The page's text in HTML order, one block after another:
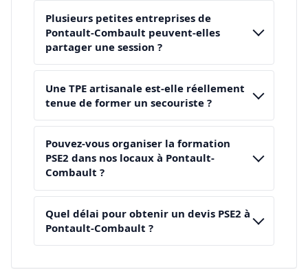
Plusieurs petites entreprises de
Pontault-Combault peuvent-elles
partager une session ?
Une TPE artisanale est-elle réellement
tenue de former un secouriste ?
Pouvez-vous organiser la formation
PSE2 dans nos locaux à Pontault-
Combault ?
Quel délai pour obtenir un devis PSE2 à
Pontault-Combault ?